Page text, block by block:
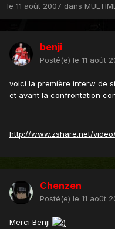
le 11 août 2007 dans
benji
Posté(e) le 11 août
voici la première interw de
et avant la confrontation
http://www.zshare.net/
Chenzen
Posté(e) le 11 août
Merci Benji